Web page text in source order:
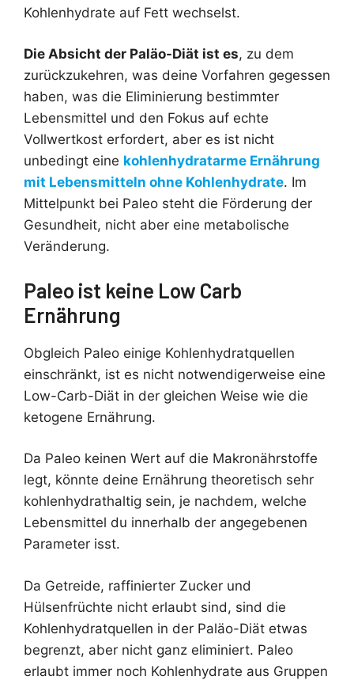
Kohlenhydrate auf Fett wechselst.
Die Absicht der Paläo-Diät ist es, zu dem
zurückzukehren, was deine Vorfahren gegessen
haben, was die Eliminierung bestimmter
Lebensmittel und den Fokus auf echte
Vollwertkost erfordert, aber es ist nicht
unbedingt eine kohlenhydratarme Ernährung
mit Lebensmitteln ohne Kohlenhydrate. Im
Mittelpunkt bei Paleo steht die Förderung der
Gesundheit, nicht aber eine metabolische
Veränderung.
Paleo ist keine Low Carb
Ernährung
Obgleich Paleo einige Kohlenhydratquellen
einschränkt, ist es nicht notwendigerweise eine
Low-Carb-Diät in der gleichen Weise wie die
ketogene Ernährung.
Da Paleo keinen Wert auf die Makronährstoffe
legt, könnte deine Ernährung theoretisch sehr
kohlenhydrathaltig sein, je nachdem, welche
Lebensmittel du innerhalb der angegebenen
Parameter isst.
Da Getreide, raffinierter Zucker und
Hülsenfrüchte nicht erlaubt sind, sind die
Kohlenhydratquellen in der Paläo-Diät etwas
begrenzt, aber nicht ganz eliminiert. Paleo
erlaubt immer noch Kohlenhydrate aus Gruppen